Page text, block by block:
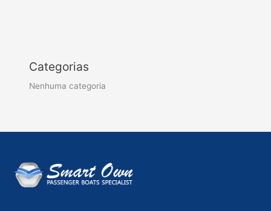
Categorias
Nenhuma categoria